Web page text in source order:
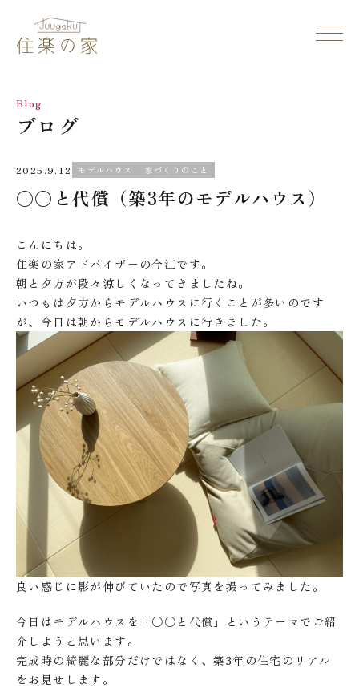
ブログ
Blog
2025.9.12 モデルハウス 家づくりのこと
○○と代償（築3年のモデルハウス）
こんにちは。
住楽の家アドバイザーの今江です。
朝と夕方が段々涼しくなってきましたね。
いつもは夕方からモデルハウスに行くことが多いのです
が、今日は朝からモデルハウスに行きました。
良い感じに影が伸びていたので写真を撮ってみました。
今日はモデルハウスを「○○と代償」というテーマでご紹
介しようと思います。
完成時の綺麗な部分だけではなく、築3年の住宅のリアル
をお見せします。